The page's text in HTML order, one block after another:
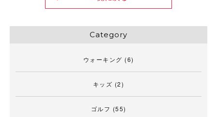
Category
ウォーキング (6)
キッズ (2)
ゴルフ (55)